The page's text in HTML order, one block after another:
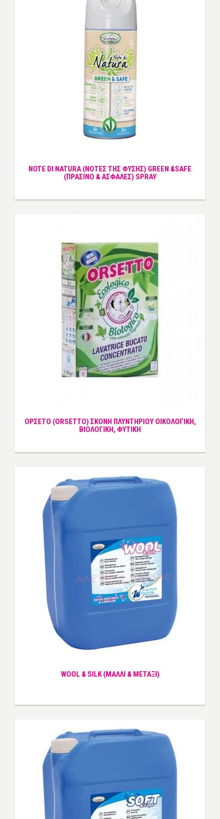
NOTE DI NATURA (ΝΟΤΕΣ ΤΗΣ ΦΥΣΗΣ) GREEN &SAFE
(ΠΡΑΣΙΝΟ & ΑΣΦΑΛΕΣ) SPRAY
ΟΡΣΕΤΟ (ORSETTO) ΣΚΟΝΗ ΠΛΥΝΤΗΡΙΟΥ ΟΙΚΟΛΟΓΙΚΗ,
ΒΙΟΛΟΓΙΚΗ, ΦΥΤΙΚΗ
WOOL & SILK (ΜΑΛΛΙ & ΜΕΤΑΞΙ)